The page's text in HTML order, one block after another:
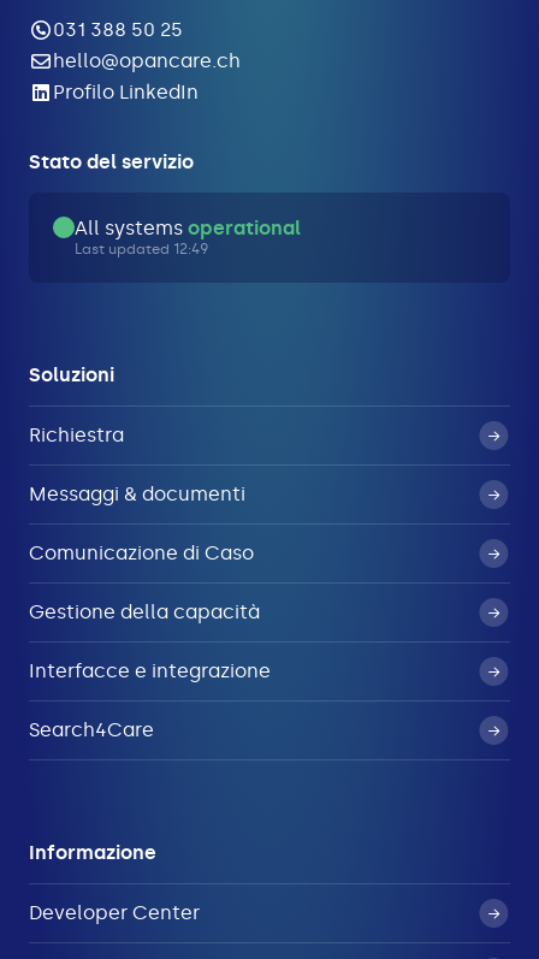
031 388 50 25
hello@opancare.ch
Profilo LinkedIn
Stato del servizio
All systems operational
Last updated 12:49
Soluzioni
Richiestra
Messaggi & documenti
Comunicazione di Caso
Gestione della capacità
Interfacce e integrazione
Search4Care
Informazione
Developer Center